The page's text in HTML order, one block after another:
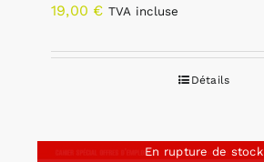
19,00 € TVA incluse
Détails
En rupture de stock